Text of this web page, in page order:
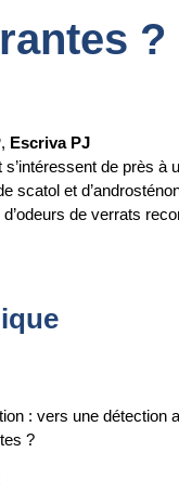
?
, Escriva PJ
s’intéressent de près à
scatol et
de verrats
: vers une détection
?